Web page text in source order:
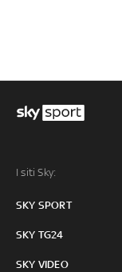
I siti Sky:
SKY SPORT
SKY TG24
SKY VIDEO